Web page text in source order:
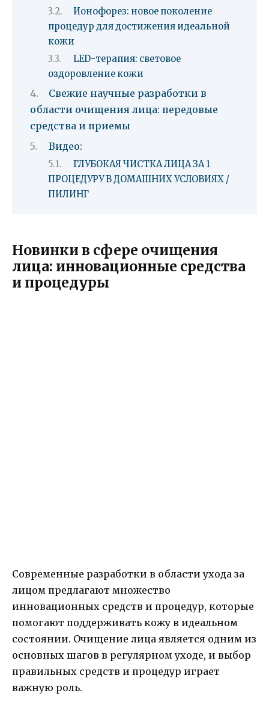
Ионофорез: новое поколение
процедур для достижения идеальной
кожи
LED-терапия: световое
оздоровление кожи
Свежие научные разработки в
области очищения лица: передовые
средства и приемы
Видео:
ГЛУБОКАЯ ЧИСТКА ЛИЦА ЗА 1
ПРОЦЕДУРУ В ДОМАШНИХ УСЛОВИЯХ /
ПИЛИНГ
Новинки в сфере очищения
лица: инновационные средства
и процедуры
Современные разработки в области ухода за
лицом предлагают множество
инновационных средств и процедур, которые
помогают поддерживать кожу в идеальном
состоянии. Очищение лица является одним из
основных шагов в регулярном уходе, и выбор
правильных средств и процедур играет
важную роль.